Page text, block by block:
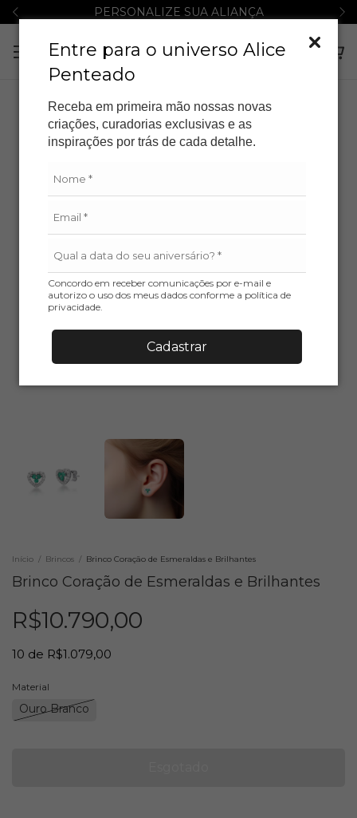
Entre para o universo Alice
Penteado
Receba em primeira mão nossas novas
criações, curadorias exclusivas e as
inspirações por trás de cada detalhe.
Concordo em receber comunicações por e-mail e
autorizo o uso dos meus dados conforme a política de
privacidade.
Cadastrar
PERSONALIZE SUA ALIANÇA
ESGOTADO
Início / Brincos / Brinco Coração de Esmeraldas e Brilhantes
Brinco Coração de Esmeraldas e Brilhantes
R$10.790,00
10 de R$1.079,00
Material
Ouro Branco